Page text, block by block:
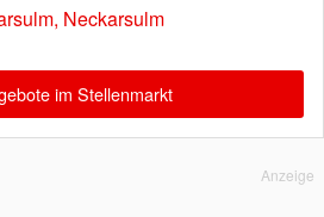
Neckarsulm
im Stellenmarkt
Anzeige